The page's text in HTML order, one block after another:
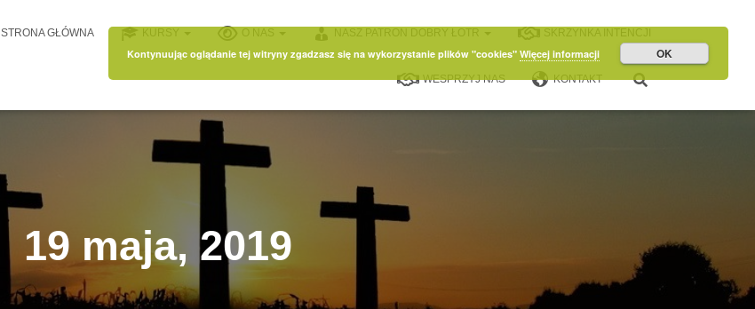
STRONA GŁÓWNA KURSY O NAS NASZ PATRON DOBRY ŁOTR SKRZYNKA INTENCJI
WESPRZYJ NAS KONTAKT
19 maja, 2019
Kontynuując oglądanie tej witryny zgadzasz się na wykorzystanie plików "cookies" Więcej informacji OK